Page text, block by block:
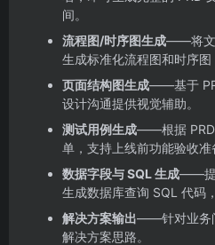
间。
流程图/时序图生成——将文
生成标准化流程图和时序图
页面结构图生成——基于
设计沟通提供视觉辅助。
测试用例生成——根据 PRD
单，支持上线前功能验收准
数据字段与 SQL 生成——提
生成数据库查询 SQL 代码
解决方案输出——针对业务
解决方案思路。